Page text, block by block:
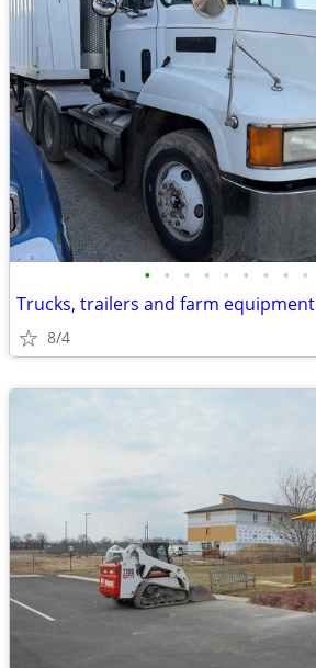
• • • • • • • • •
Trucks, trailers and farm equipment
8/4